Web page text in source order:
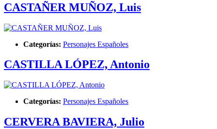
CASTAÑER MUÑOZ, Luis
Categorías: Personajes Españoles
CASTILLA LÓPEZ, Antonio
Categorías: Personajes Españoles
CERVERA BAVIERA, Julio